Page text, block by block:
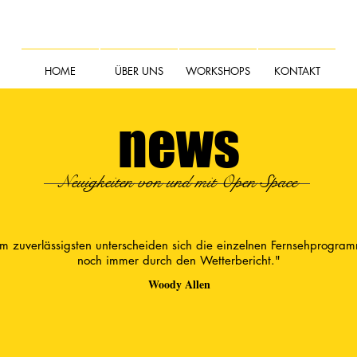
HOME ÜBER UNS WORKSHOPS KONTAKT
news
Neuigkeiten von und mit Open Space
zuverlässigsten unterscheiden sich die einzelnen
noch immer durch den Wetterbericht."
Woody Allen